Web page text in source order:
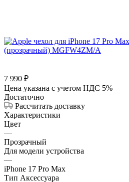
7 990 ₽
Цена указана с учетом НДС 5%
Достаточно
Рассчитать доставку
Характеристики
Цвет
—
Прозрачный
Для модели устройства
—
iPhone 17 Pro Max
Тип Аксессуара